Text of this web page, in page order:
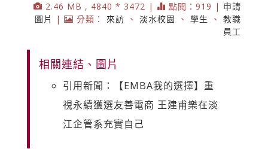
2.46 MB , 4840 * 3472 | 點閱：919 | 申請
圖片
| 分類： 來訪 、 淡水校園 、 學生 、 教職
員工
相關連結、圖片
引用新聞：【EMBA我的選擇】重
視永續獲選友善電商 王建甫樂在淡
江企管系充實自己